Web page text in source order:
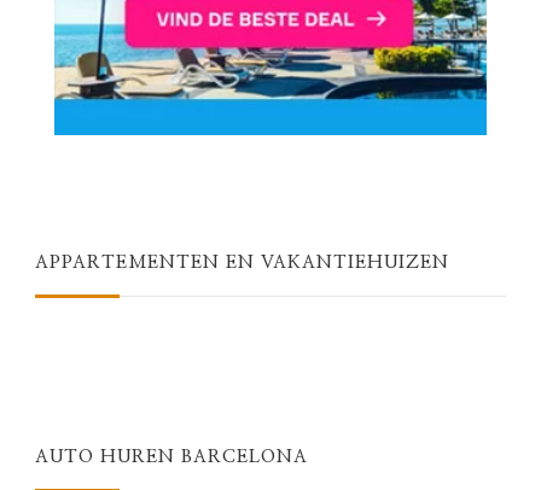
APPARTEMENTEN EN VAKANTIEHUIZEN
AUTO HUREN BARCELONA